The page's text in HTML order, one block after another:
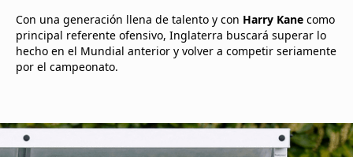
Con una generación llena de talento y con Harry Kane como
principal referente ofensivo, Inglaterra buscará superar lo
hecho en el Mundial anterior y volver a competir seriamente
por el campeonato.